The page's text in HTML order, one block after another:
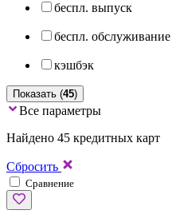
беспл. выпуск
беспл. обслуживание
кэшбэк
Показать (45)
Все параметры
Найдено 45 кредитных карт
Сбросить
Сравнение